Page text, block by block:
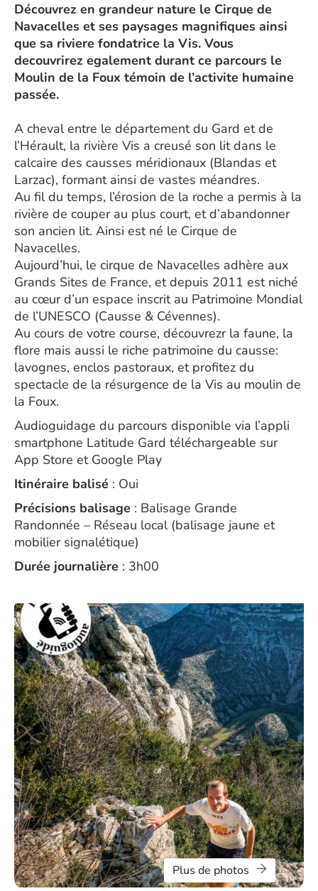
Découvrez en grandeur nature le Cirque de
Navacelles et ses paysages magnifiques ainsi
que sa riviere fondatrice la Vis. Vous
decouvrirez egalement durant ce parcours le
Moulin de la Foux témoin de l’activite humaine
passée.
A cheval entre le département du Gard et de
l’Hérault, la rivière Vis a creusé son lit dans le
calcaire des causses méridionaux (Blandas et
Larzac), formant ainsi de vastes méandres.
Au fil du temps, l’érosion de la roche a permis à la
rivière de couper au plus court, et d’abandonner
son ancien lit. Ainsi est né le Cirque de
Navacelles.
Aujourd’hui, le cirque de Navacelles adhère aux
Grands Sites de France, et depuis 2011 est niché
au cœur d’un espace inscrit au Patrimoine Mondial
de l’UNESCO (Causse & Cévennes).
Au cours de votre course, découvrezr la faune, la
flore mais aussi le riche patrimoine du causse:
lavognes, enclos pastoraux, et profitez du
spectacle de la résurgence de la Vis au moulin de
la Foux.
Audioguidage du parcours disponible via l’appli
smartphone Latitude Gard téléchargeable sur
App Store et Google Play
Itinéraire balisé : Oui
Précisions balisage : Balisage Grande
Randonnée – Réseau local (balisage jaune et
mobilier signalétique)
Durée journalière : 3h00
Plus de photos